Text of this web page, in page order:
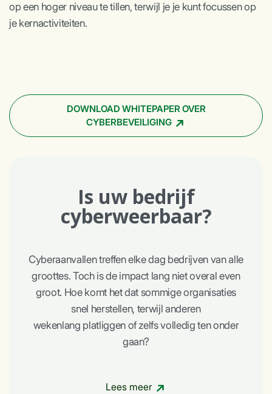
op een hoger niveau te tillen, terwijl je je kunt focussen op
je kernactiviteiten.
DOWNLOAD WHITEPAPER OVER
CYBERBEVEILIGING
Is uw bedrijf
cyberweerbaar?
Cyberaanvallen treffen elke dag bedrijven van alle
groottes. Toch is de impact lang niet overal even
groot. Hoe komt het dat sommige organisaties
snel herstellen, terwijl anderen
wekenlang platliggen of zelfs volledig ten onder
gaan?
Lees meer